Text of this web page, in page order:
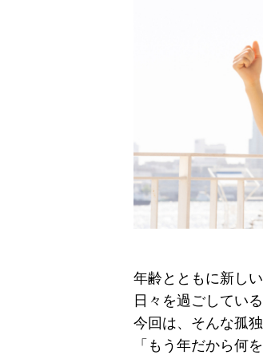
年齢とともに新し
日々を過ごしてい
今回は、そんな孤
「もう年だから何